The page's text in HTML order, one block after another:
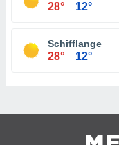
28° 12°
Schifflange
28° 12°